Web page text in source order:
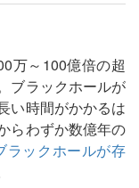
万～100億倍の超
ブラックホールが
い時間がかかるは
らわずか数億年の
ラックホールが存